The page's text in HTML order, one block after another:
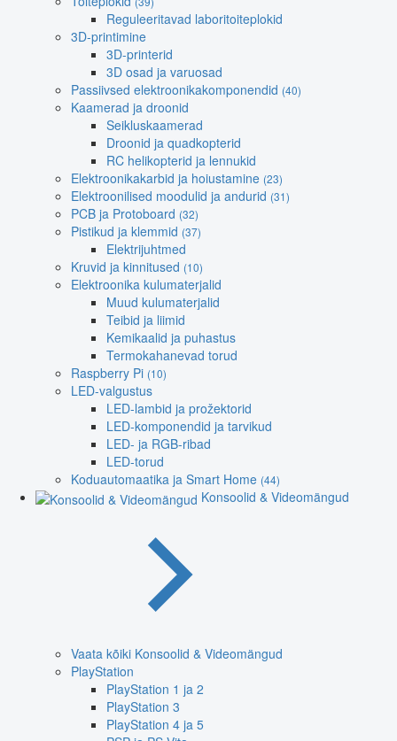
Reguleeritavad laboritoiteplokid
3D-printimine
3D-printerid
3D osad ja varuosad
Passiivsed elektroonikakomponendid (40)
Kaamerad ja droonid
Seikluskaamerad
Droonid ja quadkopterid
RC helikopterid ja lennukid
Elektroonikakarbid ja hoiustamine (23)
Elektroonilised moodulid ja andurid (31)
PCB ja Protoboard (32)
Pistikud ja klemmid (37)
Elektrijuhtmed
Kruvid ja kinnitused (10)
Elektroonika kulumaterjalid
Muud kulumaterjalid
Teibid ja liimid
Kemikaalid ja puhastus
Termokahanevad torud
Raspberry Pi (10)
LED-valgustus
LED-lambid ja prožektorid
LED-komponendid ja tarvikud
LED- ja RGB-ribad
LED-torud
Koduautomaatika ja Smart Home (44)
Konsoolid & Videomängud
Vaata kõiki Konsoolid & Videomängud
PlayStation
PlayStation 1 ja 2
PlayStation 3
PlayStation 4 ja 5